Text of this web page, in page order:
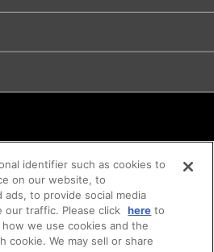
identifier such as cookies to
on our website, to
ads, to provide social media
our traffic. Please click here to
we use cookies and the
cookie. We may sell or share